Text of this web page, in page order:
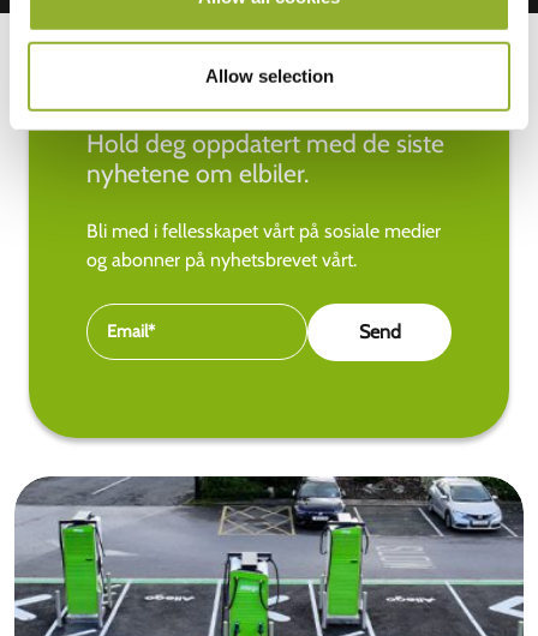
Allow selection
Hold deg oppdatert med de siste
nyhetene om elbiler.
Bli med i fellesskapet vårt på sosiale medier
og abonner på nyhetsbrevet vårt.